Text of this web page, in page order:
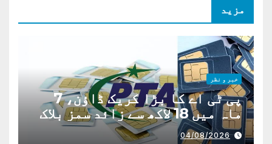
مزید
خبر و نظر
پی ٹی اے کا بڑا کریک ڈاؤن، 7
ماہ میں 18 لاکھ سے زائد سمز بلاک
04/08/2026